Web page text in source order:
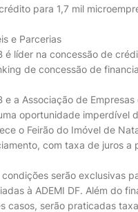
para 1,7 mil
e Parcerias
é líder na concessão de
de concessão de
e a Associação de
oportunidade imperdível
o Feirão do Imóvel de
com taxa de juros a
condições serão exclusivas
à ADEMI DF. Além do
casos, serão praticadas